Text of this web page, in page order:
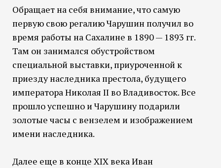
Обращает на себя внимание, что самую
первую свою регалию Чарушин получил во
время работы на Сахалине в 1890 — 1893 гг.
Там он занимался обустройством
специальной выставки, приуроченной к
приезду наследника престола, будущего
императора Николая II во Владивосток. Все
прошло успешно и Чарушину подарили
золотые часы с вензелем и изображением
имени наследника.
Далее еще в конце XIX века Иван